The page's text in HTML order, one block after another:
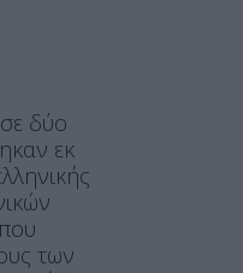
δύο
εκ
των